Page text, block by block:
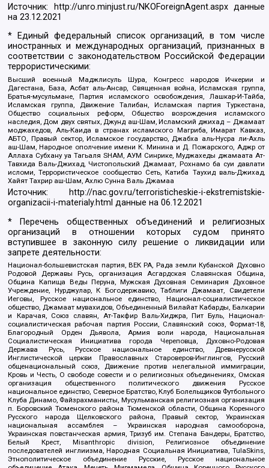
Источник: http://unro.minjust.ru/NKOForeignAgent.aspxданные
на23.12.2021
* Единый федеральный список организаций, в том числе
иностранных и международных организаций, признанных в
соответствии с законодательством Российской Федерации
террористическими:
Высший военный Маджлисуль Шура, Конгресс народов Ичкерии и
Дагестана, База, Асбат аль-Ансар, Священная война, Исламская группа,
Братья-мусульмане, Партия исламского освобождения, Лашкар-И-Тайба,
Исламская группа, Движение Талибан, Исламская партия Туркестана,
Общество социальных реформ, Общество возрождения исламского
наследия, Дом двух святых, Джунд аш-Шам, Исламский джихад – Джамаат
моджахедов, Аль-Каида в странах исламского Магриба, Имарат Кавказ,
АБТО, Правый сектор, Исламское государство, Джабха аль-Нусра ли-Ахль
аш-Шам, Народное ополчение имени К. Минина и Д. Пожарского, Аджр от
Аллаха Субхану уа Тагьаля SHAM, АУМ Синрике, Муджахеды джамаата Ат-
Тавхида Валь-Джихад, Чистопольский Джамаат, Рохнамо ба суи давлати
исломи, Террористическое сообщество Сеть, Катиба Таухид валь-Джихад,
Хайят Тахрир аш-Шам, Ахлю Сунна Валь Джамаа
Источник:
http://nac.gov.ru/terroristicheskie-i-ekstremistskie-
organizacii-i-materialy.html данные на06.12.2021
* Перечень общественных объединений и религиозных
организаций в отношении которых судом принято
вступившее в законную силу решение о ликвидации или
запрете деятельности:
Национал-большевистская партия, ВЕК РА, Рада земли Кубанской Духовно
Родовой Державы Русь, организация Асгардская Славянская Община,
Община Капища Веды Перуна, Мужская Духовная Семинария Духовное
Учреждение, Нурджулар, К Богодержавию, Таблиги Джамаат, Свидетели
Иеговы, Русское национальное единство, Национал-социалистическое
общество, Джамаат мувахидов, Объединенный Вилайат Кабарды, Балкарии
и Карачая, Союз славян, Ат-Такфир Валь-Хиджра, Пит Буль, Национал-
социалистическая рабочая партия России, Славянский союз, Формат-18,
Благородный Орден Дьявола, Армия воли народа, Национальная
Социалистическая Инициатива города Череповца, Духовно-Родовая
Держава Русь, Русское национальное единство, Древнерусской
Инглистической церкви Православных Староверов-Инглингов, Русский
общенациональный союз, Движение против нелегальной иммиграции,
Кровь и Честь, О свободе совести и о религиозных объединениях, Омская
организация общественного политического движения Русское
национальное единство, Северное Братство, Клуб Болельщиков Футбольного
Клуба Динамо, Файзрахманисты, Мусульманская религиозная организация
п. Боровский Тюменского района Тюменской области, Община Коренного
Русского народа Щелковского района, Правый сектор, Украинская
национальная ассамблея – Украинская народная самооборона,
Украинская повстанческая армия, Тризуб им. Степана Бандеры, Братство,
Белый Крест, Misanthropic division, Религиозное объединение
последователей инглиизма, Народная Социальная Инициатива, TulaSkins,
Этнополитическое объединение Русские, Русское национальное